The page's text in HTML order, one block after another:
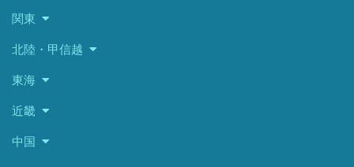
関東
北陸・甲信越
東海
近畿
中国